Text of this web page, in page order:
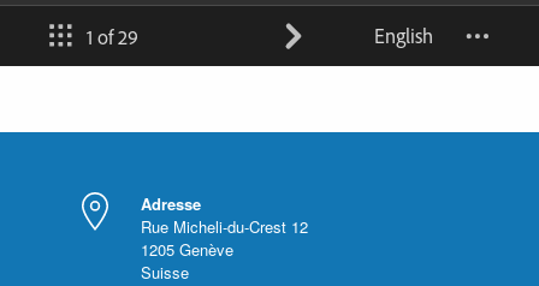
Adresse
Rue Micheli-du-Crest 12
1205 Genève
Suisse